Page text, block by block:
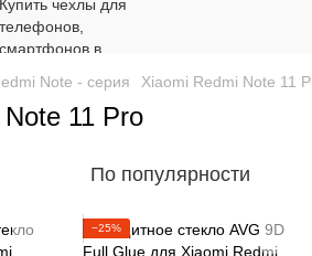
Note - серия Xiaomi Redmi Note 11
11 Pro
По популярности
−25%